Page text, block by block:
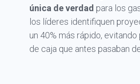
única de verdad para los
los líderes identifiquen
un 40% más rápido,
de caja que antes pasaban